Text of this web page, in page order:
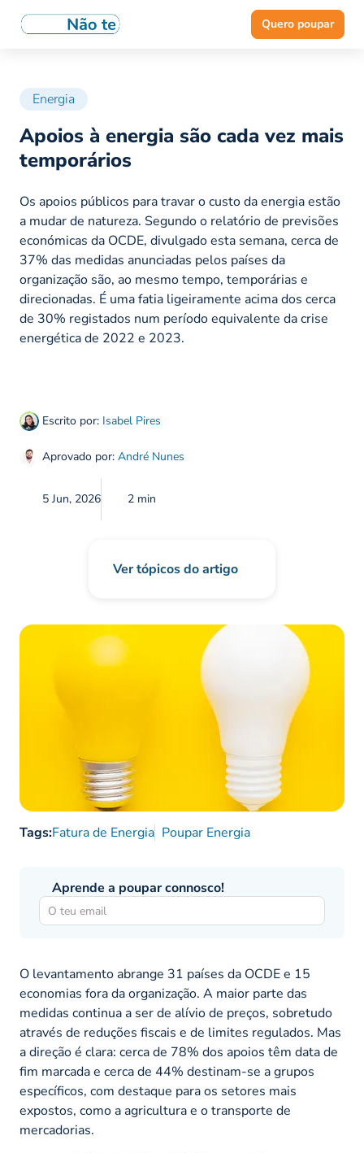
Quero poupar
Energia
Apoios à energia são cada vez mais
temporários
Escrito por: Isabel Pires
Aprovado por: André Nunes
5 Jun, 2026 2 min
Os apoios públicos para travar o custo da energia estão
a mudar de natureza. Segundo o relatório de previsões
económicas da OCDE, divulgado esta semana, cerca de
37% das medidas anunciadas pelos países da
organização são, ao mesmo tempo, temporárias e
direcionadas. É uma fatia ligeiramente acima dos cerca
de 30% registados num período equivalente da crise
energética de 2022 e 2023.
Ver tópicos do artigo
Tags:Fatura de Energia Poupar Energia
Aprende a poupar connosco!
O levantamento abrange 31 países da OCDE e 15
economias fora da organização. A maior parte das
medidas continua a ser de alívio de preços, sobretudo
através de reduções fiscais e de limites regulados. Mas
a direção é clara: cerca de 78% dos apoios têm data de
fim marcada e cerca de 44% destinam-se a grupos
específicos, com destaque para os setores mais
expostos, como a agricultura e o transporte de
mercadorias.